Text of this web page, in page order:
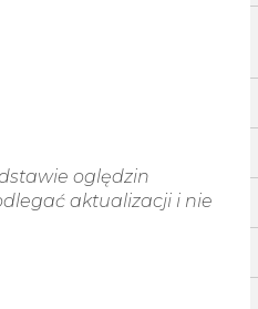
oględzin
aktualizacji i nie